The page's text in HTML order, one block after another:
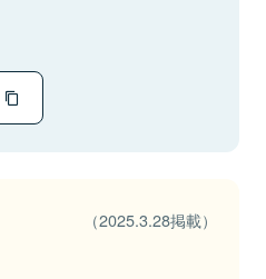
（2025.3.28掲載）